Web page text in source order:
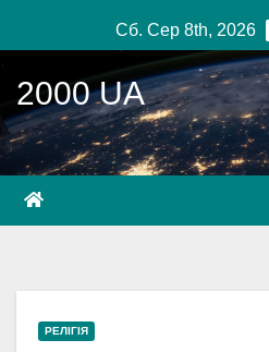
до
вмісту
Сб. Сер 8th, 2026
2000 UA
РЕЛІГІЯ